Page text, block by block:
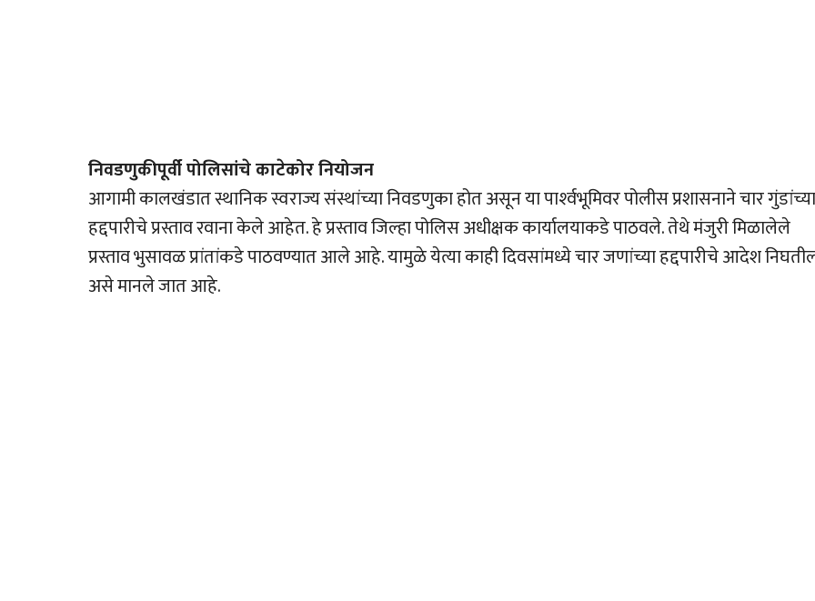
निवडणुकीपूर्वी पोलिसांचे काटेकोर नियोजन
आगामी कालखंडात स्थानिक स्वराज्य संस्थांच्या निवडणुका होत असून या पार्श्‍वभूमिवर पोलीस प्रशासनाने चार गुंडांच्या
हद्दपारीचे प्रस्ताव रवाना केले आहेत. हे प्रस्ताव जिल्हा पोलिस अधीक्षक कार्यालयाकडे पाठवले. तेथे मंजुरी मिळालेले
प्रस्ताव भुसावळ प्रांतांकडे पाठवण्यात आले आहे. यामुळे येत्या काही दिवसांमध्ये चार जणांच्या हद्दपारीचे आदेश
असे मानले जात आहे.